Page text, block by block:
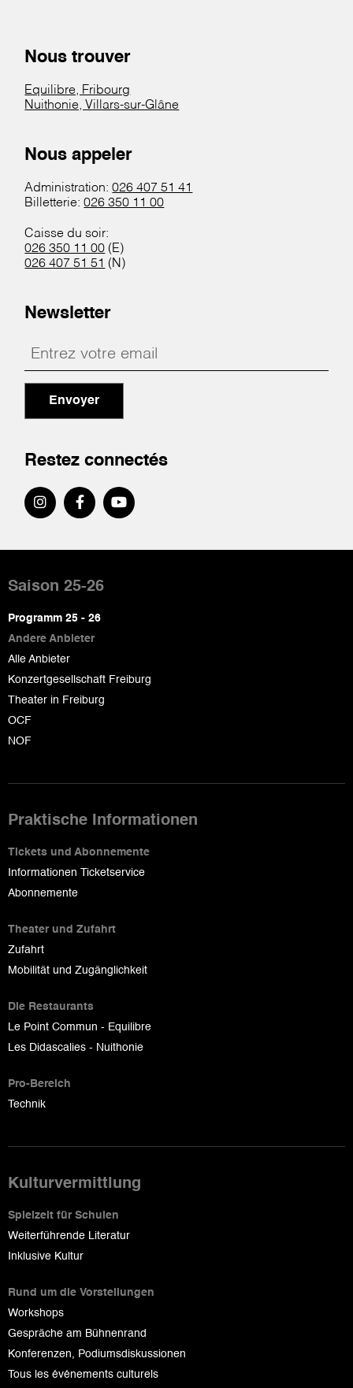
Nous trouver
Equilibre, Fribourg
Nuithonie, Villars-sur-Glâne
Nous appeler
Administration:026 407 51 41
Billetterie:026 350 11 00
Caisse du soir:
026 350 11 00 (E)
026 407 51 51 (N)
Newsletter
Envoyer
Restez connectés
de
page
Saison 25-26
Programm 25 - 26
Andere Anbieter
Alle Anbieter
Konzertgesellschaft Freiburg
Theater in Freiburg
OCF
NOF
Praktische Informationen
Tickets und Abonnemente
Informationen Ticketservice
Abonnemente
Theater und Zufahrt
Zufahrt
Mobilität und Zugänglichkeit
Die Restaurants
Le Point Commun - Equilibre
Les Didascalies - Nuithonie
Pro-Bereich
Technik
Kulturvermittlung
Spielzeit für Schulen
Weiterführende Literatur
Inklusive Kultur
Rund um die Vorstellungen
Workshops
Gespräche am Bühnenrand
Konferenzen, Podiumsdiskussionen
Tous les événements culturels